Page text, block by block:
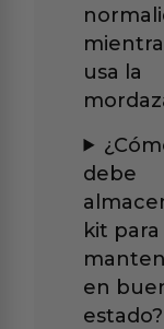
usa la
debe
kit para
en
estado?